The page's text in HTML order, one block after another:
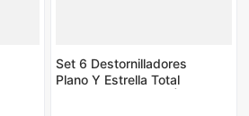
Set 6 Destornilladores
Plano Y Estrella Total